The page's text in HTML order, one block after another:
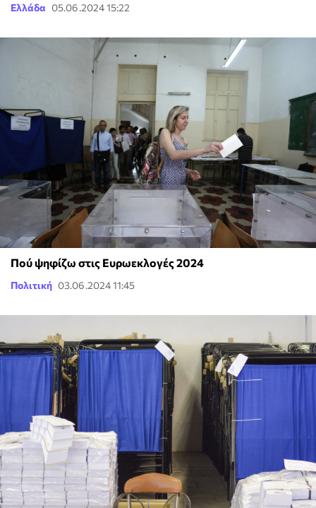
Ελλάδα 05.06.2024 15:22
Πού ψηφίζω στις Ευρωεκλογές 2024
Πολιτική 03.06.2024 11:45